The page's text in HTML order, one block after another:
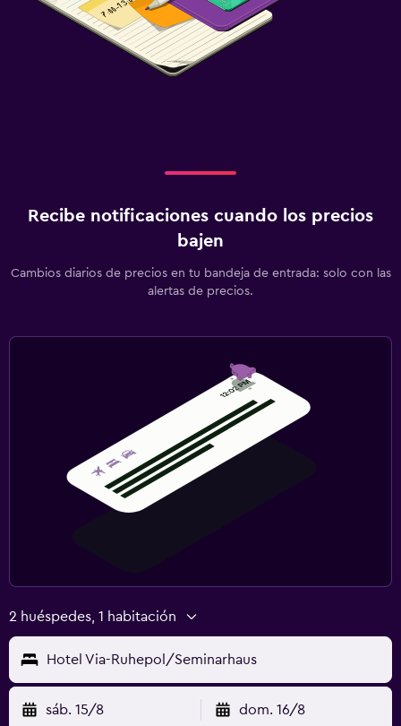
Recibe notificaciones cuando los precios
bajen
Cambios diarios de precios en tu bandeja de entrada: solo con las
alertas de precios.
2 huéspedes, 1 habitación
Hotel Via-Ruhepol/Seminarhaus
sáb. 15/8 dom. 16/8